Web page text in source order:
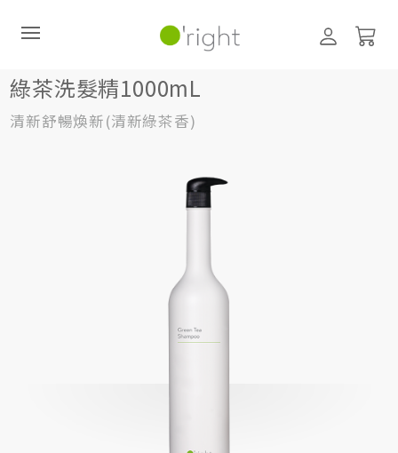
直購訂閱制
1000mL 綠茶洗髮精1000mL
綠茶洗髮精1000mL
清新舒暢煥新(清新綠茶香)